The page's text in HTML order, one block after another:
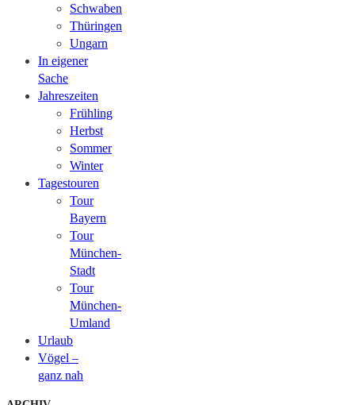
Schwaben
Thüringen
Ungarn
In eigener
Sache
Jahreszeiten
Frühling
Herbst
Sommer
Winter
Tagestouren
Tour
Bayern
Tour
München-
Stadt
Tour
München-
Umland
Urlaub
Vögel –
ganz nah